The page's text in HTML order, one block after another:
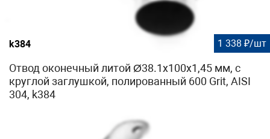
k384 1 338 ₽/шт
Отвод оконечный литой Ø38.1х100х1,45 мм, с
круглой заглушкой, полированный 600 Grit, AISI
304, k384